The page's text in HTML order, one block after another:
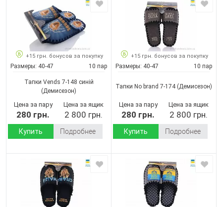
+15 грн. бонусов за покупку
Размеры: 40-47 10 пар
Тапки Vends 7-148 синій
(Демисезон)
Цена за пару
280 грн.
Цена за ящик
2 800 грн.
Купить Подробнее
+15 грн. бонусов за покупку
Размеры: 40-47 10 пар
Тапки No brand 7-174(Демисезон)
Цена за пару
280 грн.
Цена за ящик
2 800 грн.
Купить Подробнее